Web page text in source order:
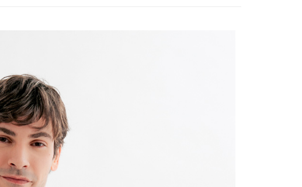
貨到付款
每筆NT$120，滿NT$1,500(含以上)免運費